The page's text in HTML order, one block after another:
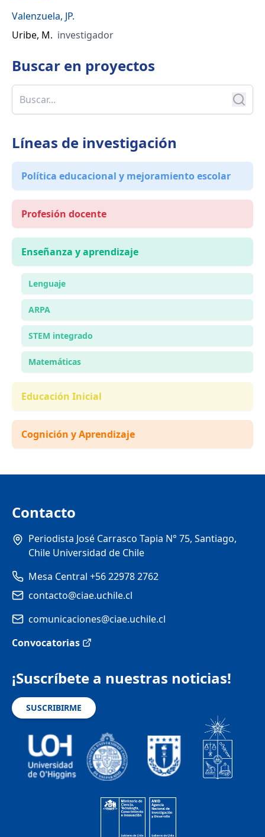
Valenzuela, JP.
Uribe, M. investigador
Buscar en proyectos
Líneas de investigación
Política educacional y mejoramiento escolar
Profesión docente
Enseñanza y aprendizaje
Lenguaje
ARPA
STEM integrado
Matemáticas
Educación Inicial
Cognición y Aprendizaje
Contacto
Periodista José Carrasco Tapia N° 75, Santiago,
Chile Universidad de Chile
Mesa Central +56 22978 2762
contacto@ciae.uchile.cl
comunicaciones@ciae.uchile.cl
Convocatorias
¡Suscríbete a nuestras noticias!
SUSCRIBIRME